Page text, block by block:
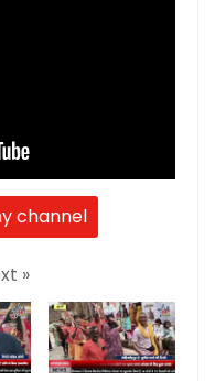
channel
»